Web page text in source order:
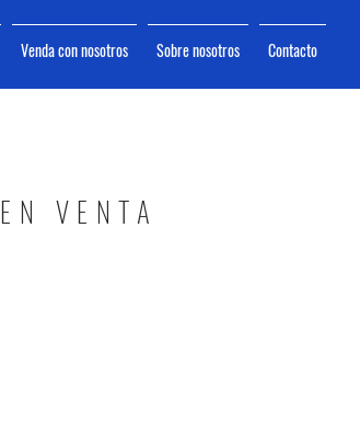
Venda con nosotros Sobre nosotros Contacto
EN VENTA